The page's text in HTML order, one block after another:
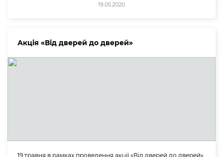
19.05.2020
Акція «Від дверей до дверей»
19 травня в рамках проведення акції «Від дверей до дверей»